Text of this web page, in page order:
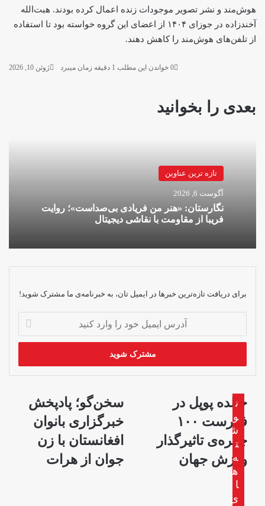
هوش‌مند و نشر تصویر موجودات زنده اعمال کرده بودند. هبت‌الله
آخندزاده در جوزای ۱۴۰۴ از اعضای این گروه خواسته بود تا استفاده
از تلفن‌های هوش‌مند را کاهش دهند.
ژوئن 10, 2026 0 خواندن این مطلب 1 دقیقه زمان میبرد
بعدی را بخوانید
تازه ترین عناوین
آگوست 6, 2026
نگارستان: «هنر من فریادی بی‌صداست»؛ روایت
فریبا از مقاومت با نقاشی دیجیتال
برای دریافت تازه‌ترین خبرها در ایمیل تان، به خبرنامه‌ی ما مشترک شوید!
خود
وارد
سخن‌گو؛
پادپخش
خبرگزاری
بانوان
افغانستان
با
سخن‌گو؛ پادپخش
خبرگزاری بانوان
افغانستان با زن
جوان از هرات
خالده
در
فهرست
۱۰۰
چهره‌ی
تاثیرگذار
ورزش
جهان
خالده پوپل در
فهرست ۱۰۰
چهره‌ی تاثیرگذار
ورزش جهان
ن
و
ش
ت
ه
ه
ا
ی